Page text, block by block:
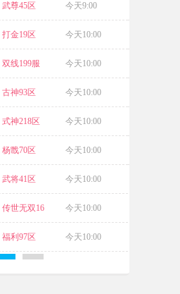
武尊45区 今天9:00
打金19区 今天10:00
双线199服 今天10:00
古神93区 今天10:00
式神218区 今天10:00
杨戬70区 今天10:00
武将41区 今天10:00
传世无双16
区
今天10:00
福利97区 今天10:00